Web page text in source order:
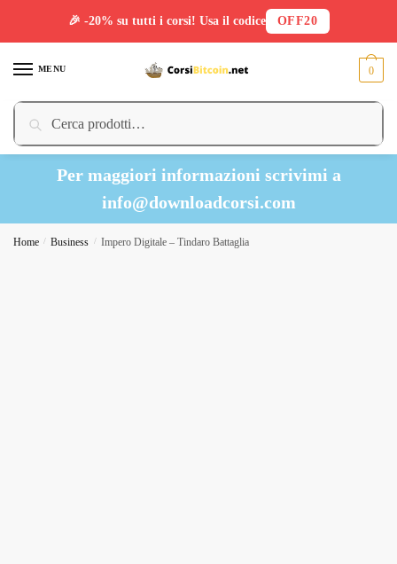
MENU
Cerca:
Cerca
0
Per maggiori informazioni scrivimi a
info@downloadcorsi.com
Home / Business / Impero Digitale – Tindaro Battaglia
🎉 -20% su tutti i corsi! Usa il codice OFF20